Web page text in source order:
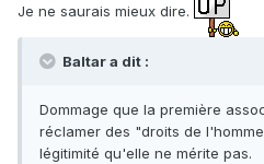
Je ne saurais mieux dire.
Baltar a dit :
Dommage que la première
réclamer des "droits de
légitimité qu'elle ne mérite pas.